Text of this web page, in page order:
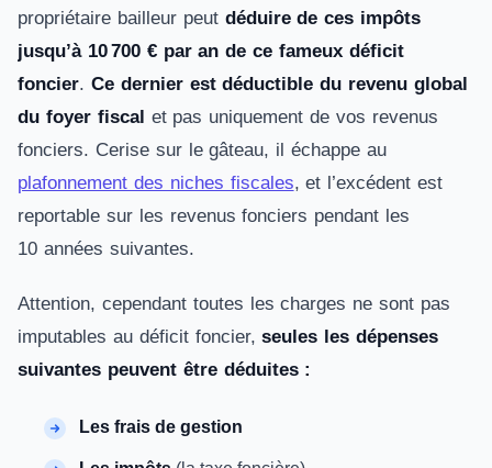
propriétaire bailleur peut déduire de ces impôts
jusqu’à 10 700 € par an de ce fameux déficit
foncier. Ce dernier est déductible du revenu global
du foyer fiscal et pas uniquement de vos revenus
fonciers. Cerise sur le gâteau, il échappe au
plafonnement des niches fiscales, et l’excédent est
reportable sur les revenus fonciers pendant les
10 années suivantes.
Attention, cependant toutes les charges ne sont pas
imputables au déficit foncier,seules les dépenses
suivantes peuvent être déduites :
Les frais de gestion